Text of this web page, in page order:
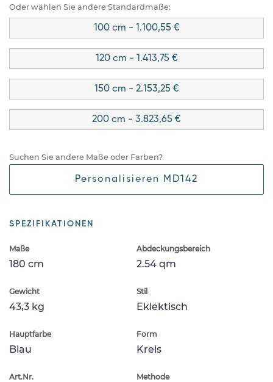
Oder wählen Sie andere Standardmaße:
100 cm - 1.100,55 €
120 cm - 1.413,75 €
150 cm - 2.153,25 €
200 cm - 3.823,65 €
Suchen Sie andere Maße oder Farben?
Personalisieren MD142
SPEZIFIKATIONEN
Maße
180 cm
Abdeckungsbereich
2.54 qm
Gewicht
43,3 kg
Stil
Eklektisch
Hauptfarbe
Blau
Form
Kreis
Art.Nr. Methode